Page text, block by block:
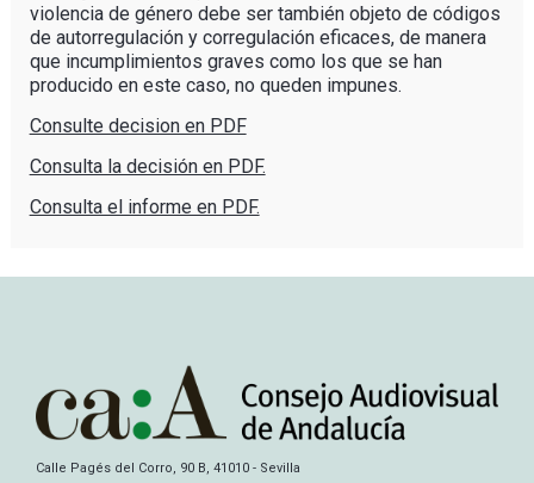
violencia de género debe ser también objeto de códigos
de autorregulación y corregulación eficaces, de manera
que incumplimientos graves como los que se han
producido en este caso, no queden impunes.
Consulte decision en PDF
Consulta la decisión en PDF.
Consulta el informe en PDF.
Calle Pagés del Corro, 90 B, 41010 - Sevilla